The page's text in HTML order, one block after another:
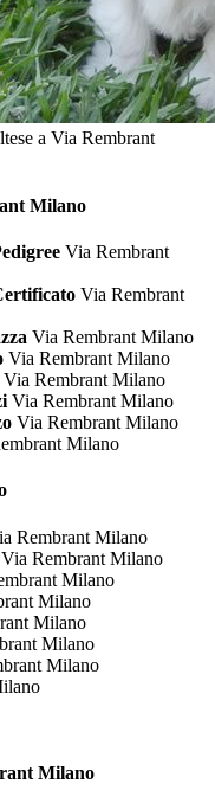
a Via Rembrant
Milano
Via Rembrant
Via Rembrant
Via Rembrant Milano
Via Rembrant Milano
Via Rembrant Milano
Via Rembrant Milano
Via Rembrant Milano
Milano
Rembrant Milano
Via Rembrant Milano
Milano
Milano
Milano
Milano
Milano
Milano